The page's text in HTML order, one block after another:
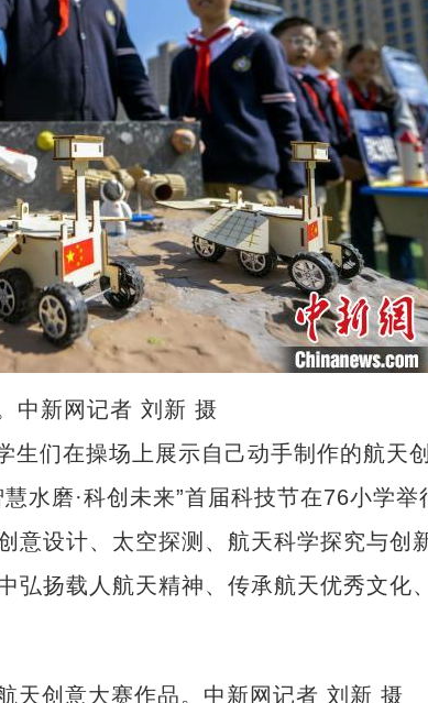
中新网记者 刘新 摄
们在操场上展示自己动手制作的航天
水磨·科创未来”首届科技节在76小学举
意设计、太空探测、航天科学探究与创
弘扬载人航天精神、传承航天优秀文化